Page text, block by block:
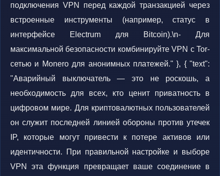
подключения VPN перед каждой транзакцией через
встроенные инструменты (например, статус в
интерфейсе Electrum для Bitcoin).\n- Для
максимальной безопасности комбинируйте VPN с Tor-
сетью и Monero для анонимных платежей." }, { "text":
"Аварийный выключатель — это не роскошь, а
необходимость для всех, кто ценит приватность в
цифровом мире. Для криптовалютных пользователей
он служит последней линией обороны против утечек
IP, которые могут привести к потере активов или
идентичности. При правильной настройке и выборе
VPN эта функция превращает ваше соединение в